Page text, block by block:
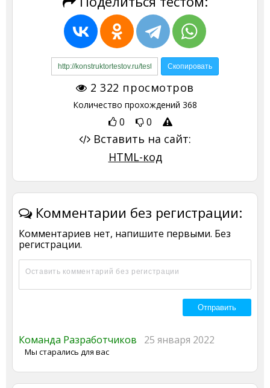
2 322 просмотров
Количество прохождений 368
0 0
Вставить на сайт:
HTML-код
Комментарии без регистрации:
Комментариев нет, напишите первыми. Без
регистрации.
Команда Разработчиков 25 января 2022
Мы старались для вас